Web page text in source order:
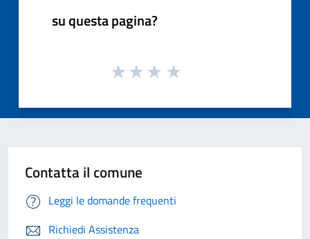
su questa pagina?
Contatta il comune
Leggi le domande frequenti
Richiedi Assistenza